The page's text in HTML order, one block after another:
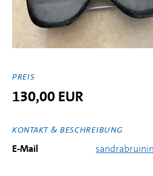
PREIS
130,00 EUR
KONTAKT & BESCHREIBUNG
E-Mail